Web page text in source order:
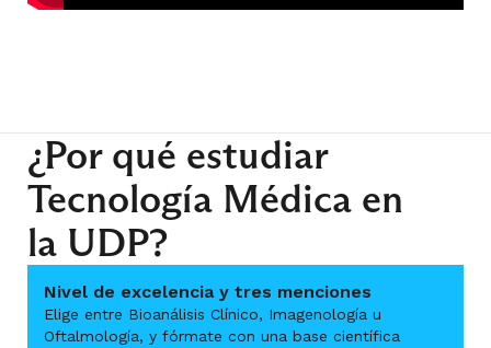
¿Por qué estudiar
Tecnología Médica en
la UDP?
Nivel de excelencia y tres menciones
Elige entre Bioanálisis Clínico, Imagenología u
Oftalmología, y fórmate con una base científica